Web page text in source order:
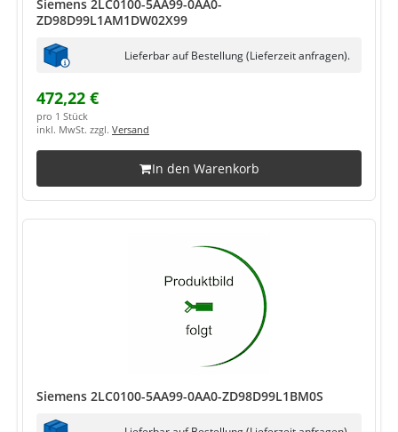
Siemens 2LC0100-5AA99-0AA0-
ZD98D99L1AM1DW02X99
Lieferbar auf Bestellung (Lieferzeit anfragen).
472,22 €
pro 1 Stück
inkl. MwSt. zzgl. Versand
In den Warenkorb
Siemens 2LC0100-5AA99-0AA0-ZD98D99L1BM0S